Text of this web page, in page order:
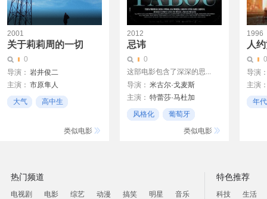
2001
关于莉莉周的一切
0
导演： 岩井俊二
主演： 市原隼人
忍成修吾
伊藤步
大气
高中生
类似电影
2012
忌讳
0
这部电影包含了深深的思...
导演： 米古尔·戈麦斯
主演： 特蕾莎·马杜加
安娜·莫雷拉
风格化
葡萄牙
类似电影
1996
人
0
导演
主演
高雄
年
热门频道
电视剧 电影 综艺 动漫 搞笑 明星 音乐
特色推荐
科技
生活